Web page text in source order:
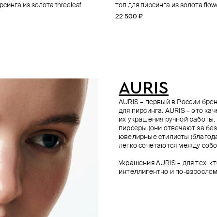
из золота threeleaf
топ для пирсинга из золота
22 500 ₽
топ для пирсинга из золота blank line
топ для пирсинга из золота disk
14 300 ₽
золота с бриллиантом
топ для пирсинга из золота
23 800 ₽
из золота threeleaf
кликер orion belt из золота
96 500 ₽
AURIS
AURIS – первый в России
для пирсинга. AURIS – это
их украшения ручной
пирсеры (они отвечают за
ювелирные стилисты
легко сочетаются между
Украшения AURIS – для тех,
интеллигентно и по-